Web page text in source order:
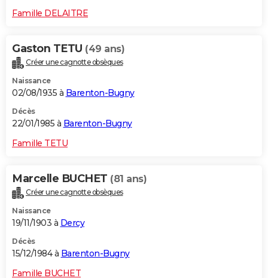
Famille DELAITRE
Gaston TETU (49 ans)
Créer une cagnotte obsèques
Naissance
02/08/1935 à Barenton-Bugny
Décès
22/01/1985 à Barenton-Bugny
Famille TETU
Marcelle BUCHET (81 ans)
Créer une cagnotte obsèques
Naissance
19/11/1903 à Dercy
Décès
15/12/1984 à Barenton-Bugny
Famille BUCHET